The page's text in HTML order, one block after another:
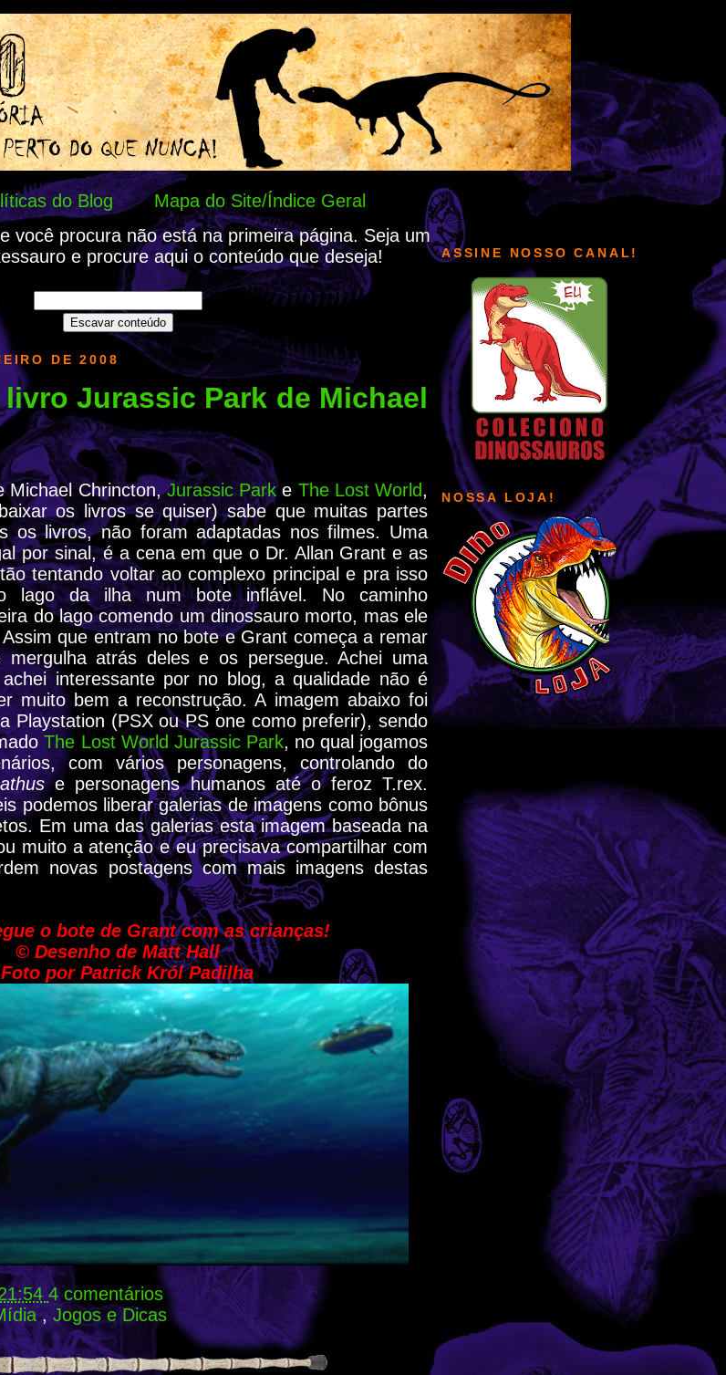
do Blog Mapa do Site/Índice Geral
você procura não está na primeira página. Seja um
e procure aqui o conteúdo que deseja!
DE 2008
Jurassic Park de Michael
Michael Chrincton,Jurassic Parke The Lost World,
os livros se quiser) sabe que muitas partes
os livros, não foram adaptadas nos filmes. Uma
por sinal, é a cena em que o Dr. Allan Grant e as
tentando voltar ao complexo principal e pra isso
lago da ilha num bote inflável. No caminho
do lago comendo um dinossauro morto, mas ele
que entram no bote e Grant começa a remar
mergulha atrás deles e os persegue. Achei uma
interessante por no blog, a qualidade não é
muito bem a reconstrução. A imagem abaixo foi
Playstation (PSX ou PS one como preferir), sendo
The Lost World Jurassic Park, no qual jogamos
com vários personagens, controlando do
e personagens humanos até o feroz T.rex.
podemos liberar galerias de imagens como bônus
Em uma das galerias esta imagem baseada na
muito a atenção e eu precisava compartilhar com
novas postagens com mais imagens destas
o bote de Grant com as crianças!
© Desenho de Matt Hall
Foto por Patrick Król Padilha
4 comentários
,Jogos e Dicas
ASSINE NOSSO CANAL!
NOSSA LOJA!